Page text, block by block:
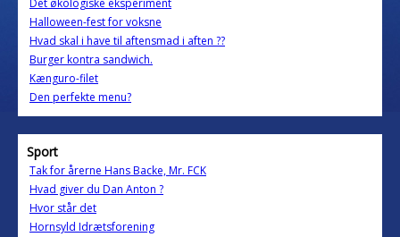
Det økologiske eksperiment
Halloween-fest for voksne
Hvad skal i have til aftensmad i aften ??
Burger kontra sandwich.
Kænguro-filet
Den perfekte menu?
Sport
Tak for årerne Hans Backe, Mr. FCK
Hvad giver du Dan Anton ?
Hvor står det
Hornsyld Idrætsforening